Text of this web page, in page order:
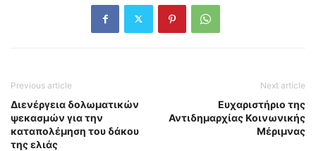
Previous article
Διενέργεια δολωματικών
ψεκασμών για την
καταπολέμηση του δάκου
της ελιάς
Next article
Ευχαριστήριο της
Αντιδημαρχίας Κοινωνικής
Μέριμνας